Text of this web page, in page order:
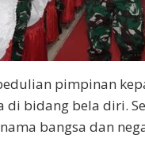
pimpinan
di bidang bela diri.
bangsa dan